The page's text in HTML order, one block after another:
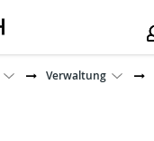
Verwaltung